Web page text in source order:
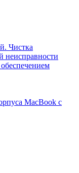
Чистка
неисправности
MacBook с